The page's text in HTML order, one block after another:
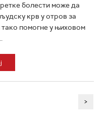
болести може да
крв у отров за
помогне у њиховом
>